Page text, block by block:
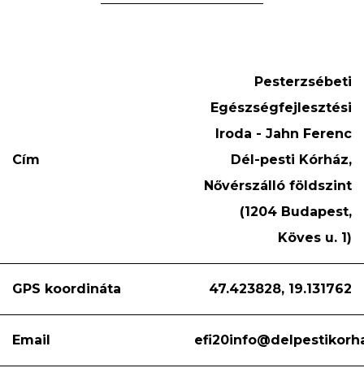
Cím
Pesterzsébeti
Egészségfejlesztési
Iroda - Jahn Ferenc
Dél-pesti Kórház,
Nővérszálló földszint
(1204 Budapest,
Köves u. 1)
GPS koordináta 47.423828, 19.131762
Email